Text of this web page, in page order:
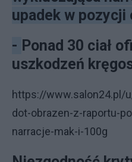
upadek w pozycji
- Ponad 30 ciał
uszkodzeń
https://www.salon24.pl/
dot-obrazen-z-raportu-
narracje-mak-i-100g